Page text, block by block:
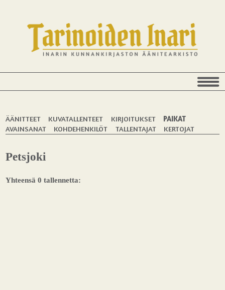
ÄÄNITTEET KUVATALLENTEET KIRJOITUKSET
PAIKAT
AVAINSANAT
KOHDEHENKILÖT TALLENTAJAT KERTOJAT
Petsjoki
Yhteensä 0 tallennetta: